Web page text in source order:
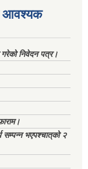
आवश्यक
गरेको निवेदन पत्र।
सम्पन्न भएपश्चात्‌को २